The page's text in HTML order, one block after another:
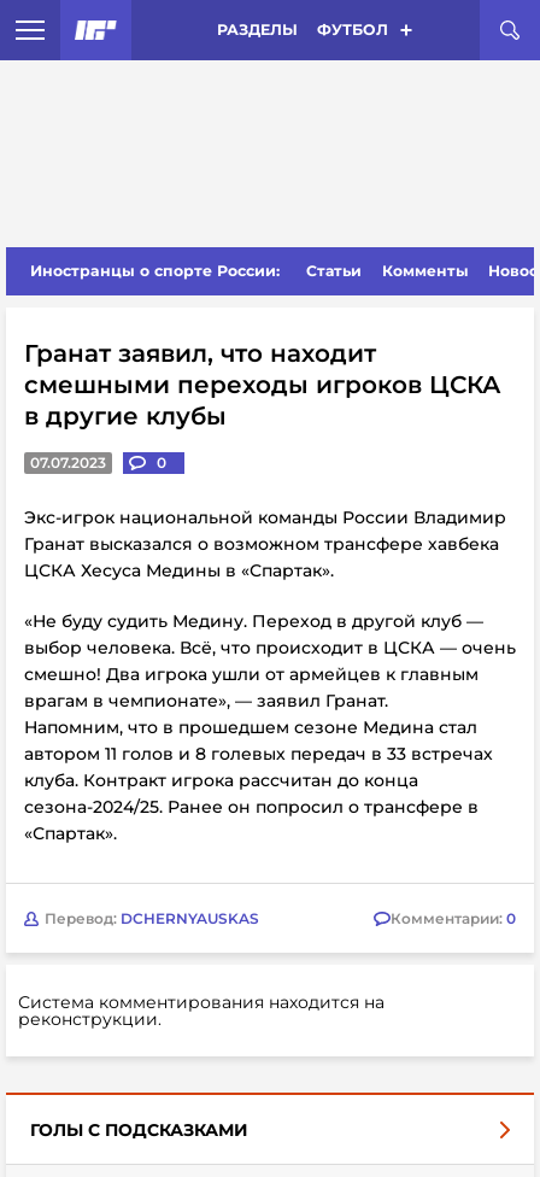
РАЗДЕЛЫ ФУТБОЛ
Иностранцы о спорте России: Статьи Комменты
Гранат заявил, что находит
смешными переходы игроков ЦСКА
в другие клубы
07.07.2023 0
Экс-игрок национальной команды России Владимир
Гранат высказался о возможном трансфере хавбека
ЦСКА Хесуса Медины в «Спартак».
«Не буду судить Медину. Переход в другой клуб —
выбор человека. Всё, что происходит в ЦСКА — очень
смешно! Два игрока ушли от армейцев к главным
врагам в чемпионате», — заявил Гранат.
Напомним, что в прошедшем сезоне Медина стал
автором 11 голов и 8 голевых передач в 33 встречах
клуба. Контракт игрока рассчитан до конца
сезона-2024/25. Ранее он попросил о трансфере в
«Спартак».
Перевод: DCHERNYAUSKAS Комментарии: 0
Система комментирования находится на
реконструкции.
ГОЛЫ С ПОДСКАЗКАМИ